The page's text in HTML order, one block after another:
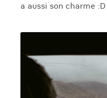
a aussi son charme :D